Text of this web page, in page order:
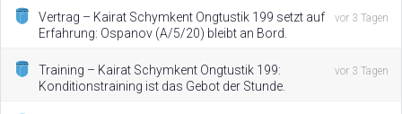
Vertrag – Kairat Schymkent Ongtustik 199 setzt auf
Erfahrung: Ospanov (A/5/20) bleibt an Bord.
vor 3 Tagen
Training – Kairat Schymkent Ongtustik 199:
Konditionstraining ist das Gebot der Stunde.
vor 3 Tagen